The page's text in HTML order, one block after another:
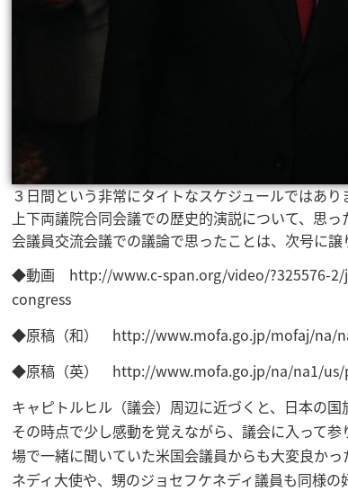
３日間という非常にタイトなスケジュールではあ
上下両議院合同会議での歴史的演説について、思
会議員交流会議での議論で思ったことは、次号に譲
◆動画 http://www.c-span.org/video/?325576-2/
congress
◆原稿（和） http://www.mofa.go.jp/mofaj/na/
◆原稿（英） http://www.mofa.go.jp/na/na1/us/
キャピトルヒル（議会）周辺に近づくと、日本の
その時点で少し感動を覚えながら、議会に入って
場で一緒に聞いていた米国会議員からも大変良か
ネディ大使や、甥のジョセフケネディ議員も同様